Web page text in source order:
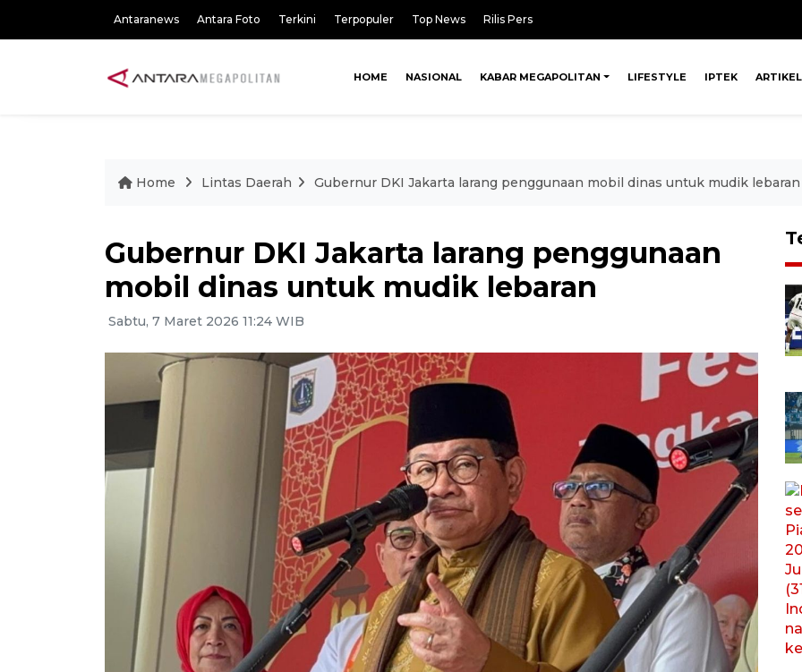
Antaranews Antara Foto Terkini Terpopuler Top News Rilis Pers
HOME NASIONAL KABAR MEGAPOLITAN LIFESTYLE IPTEK ARTIKEL
Home Lintas Daerah Gubernur DKI Jakarta larang penggunaan mobil dinas untuk mudik lebaran
Gubernur DKI Jakarta larang penggunaan
mobil dinas untuk mudik lebaran
Sabtu, 7 Maret 2026 11:24 WIB